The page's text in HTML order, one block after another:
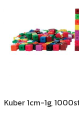
Kuber 1cm-1g,